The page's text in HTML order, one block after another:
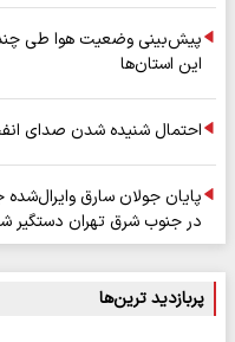
پیش‌بینی وضعیت هوا طی چند
این استان‌ها
احتمال شنیده شدن صدای
در جنوب شرق تهران دستگیر
پربازدید ترین‌ها